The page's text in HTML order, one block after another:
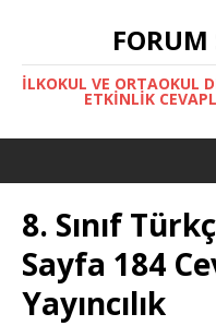
İLKOKUL VE ORTAOKUL
ETKINLIK
8. Sınıf
Sayfa 184
Yayıncılık